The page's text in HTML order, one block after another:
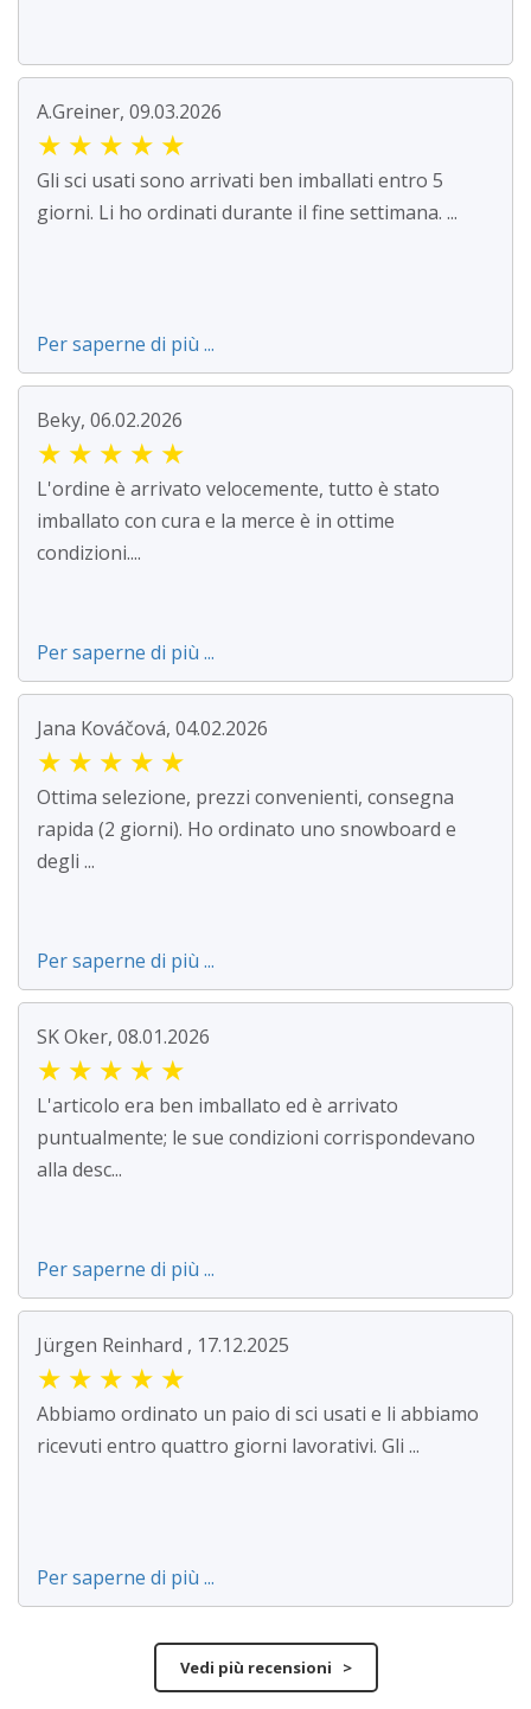
A.Greiner, 09.03.2026
★ ★ ★ ★ ★
Gli sci usati sono arrivati ben imballati entro 5
giorni. Li ho ordinati durante il fine settimana. ...
Per saperne di più ...
Beky, 06.02.2026
★ ★ ★ ★ ★
L'ordine è arrivato velocemente, tutto è stato
imballato con cura e la merce è in ottime
condizioni....
Per saperne di più ...
Jana Kováčová, 04.02.2026
★ ★ ★ ★ ★
Ottima selezione, prezzi convenienti, consegna
rapida (2 giorni). Ho ordinato uno snowboard e
degli ...
Per saperne di più ...
SK Oker, 08.01.2026
★ ★ ★ ★ ★
L'articolo era ben imballato ed è arrivato
puntualmente; le sue condizioni corrispondevano
alla desc...
Per saperne di più ...
Jürgen Reinhard , 17.12.2025
★ ★ ★ ★ ★
Abbiamo ordinato un paio di sci usati e li abbiamo
ricevuti entro quattro giorni lavorativi. Gli ...
Per saperne di più ...
Vedi più recensioni >